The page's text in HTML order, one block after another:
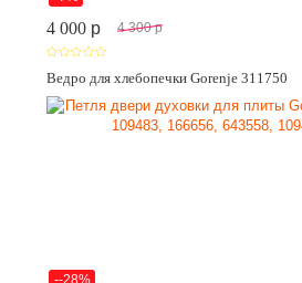
4 000 p 4 300 p
Ведро для хлебопечки Gorenje 311750
--28%